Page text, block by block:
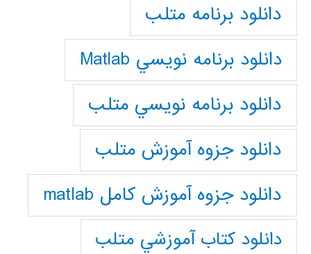
دانلود برنامه متلب
دانلود برنامه نويسي Matlab
دانلود برنامه نويسي متلب
دانلود جزوه آموزش متلب
دانلود جزوه آموزش کامل matlab
دانلود كتاب آموزشي متلب